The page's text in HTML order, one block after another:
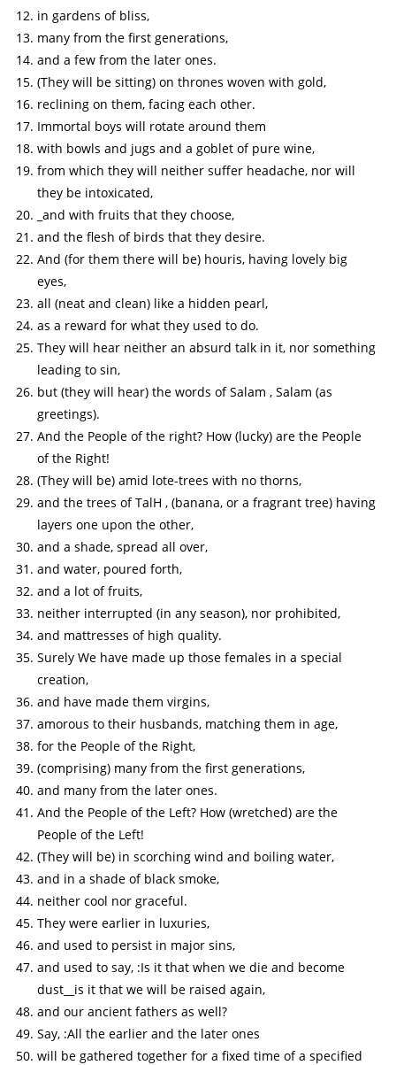
in gardens of bliss,
many from the first generations,
and a few from the later ones.
(They will be sitting) on thrones woven with gold,
reclining on them, facing each other.
Immortal boys will rotate around them
with bowls and jugs and a goblet of pure wine,
from which they will neither suffer headache, nor will
they be intoxicated,
_and with fruits that they choose,
and the flesh of birds that they desire.
And (for them there will be) houris, having lovely big
eyes,
all (neat and clean) like a hidden pearl,
as a reward for what they used to do.
They will hear neither an absurd talk in it, nor something
leading to sin,
but (they will hear) the words of Salam , Salam (as
greetings).
And the People of the right? How (lucky) are the People
of the Right!
(They will be) amid lote-trees with no thorns,
and the trees of TalH , (banana, or a fragrant tree) having
layers one upon the other,
and a shade, spread all over,
and water, poured forth,
and a lot of fruits,
neither interrupted (in any season), nor prohibited,
and mattresses of high quality.
Surely We have made up those females in a special
creation,
and have made them virgins,
amorous to their husbands, matching them in age,
for the People of the Right,
(comprising) many from the first generations,
and many from the later ones.
And the People of the Left? How (wretched) are the
People of the Left!
(They will be) in scorching wind and boiling water,
and in a shade of black smoke,
neither cool nor graceful.
They were earlier in luxuries,
and used to persist in major sins,
and used to say, :Is it that when we die and become
dust__is it that we will be raised again,
and our ancient fathers as well?
Say, :All the earlier and the later ones
will be gathered together for a fixed time of a specified